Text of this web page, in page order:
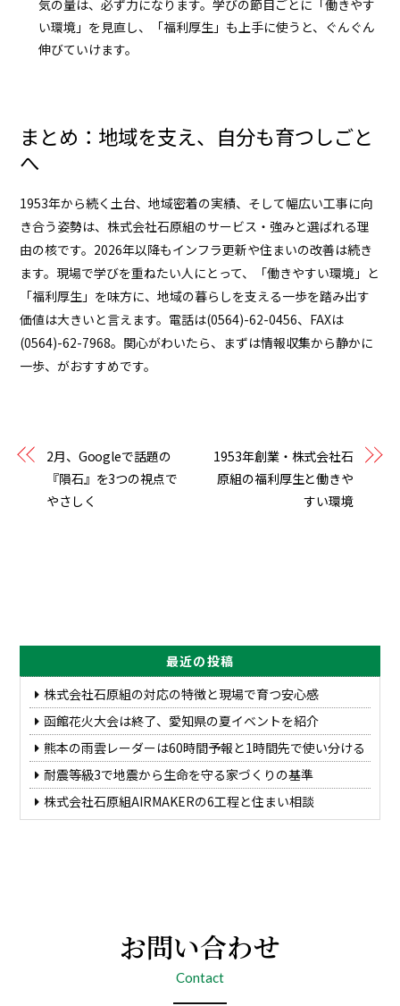
気の量は、必ず力になります。学びの節目ごとに「働きやす
い環境」を見直し、「福利厚生」も上手に使うと、ぐんぐん
伸びていけます。
まとめ：地域を支え、自分も育つしごと
へ
1953年から続く土台、地域密着の実績、そして幅広い工事に向
き合う姿勢は、株式会社石原組のサービス・強みと選ばれる理
由の核です。2026年以降もインフラ更新や住まいの改善は続き
ます。現場で学びを重ねたい人にとって、「働きやすい環境」と
「福利厚生」を味方に、地域の暮らしを支える一歩を踏み出す
価値は大きいと言えます。電話は(0564)-62-0456、FAXは
(0564)-62-7968。関心がわいたら、まずは情報収集から静かに
一歩、がおすすめです。
2月、Googleで話題の
『隕石』を3つの視点で
やさしく
1953年創業・株式会社石
原組の福利厚生と働きや
すい環境
最近の投稿
株式会社石原組の対応の特徴と現場で育つ安心感
函館花火大会は終了、愛知県の夏イベントを紹介
熊本の雨雲レーダーは60時間予報と1時間先で使い分ける
耐震等級3で地震から生命を守る家づくりの基準
株式会社石原組AIRMAKERの6工程と住まい相談
お問い合わせ
Contact